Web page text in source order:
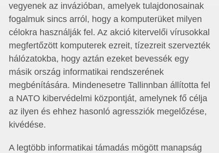
vegyenek az invázióban, amelyek tulajdonosainak
fogalmuk sincs arról, hogy a komputerüket milyen
célokra használják fel. Az akció kitervelői vírusokkal
megfertőzött komputerek ezreit, tízezreit szervezték
hálózatokba, hogy aztán ezeket bevessék egy
másik ország informatikai rendszerének
megbénítására. Mindenesetre Tallinnban állította fel
a NATO kibervédelmi központját, amelynek fő célja
az ilyen és ehhez hasonló agressziók megelőzése,
kivédése.
A legtöbb informatikai támadás mögött manapság